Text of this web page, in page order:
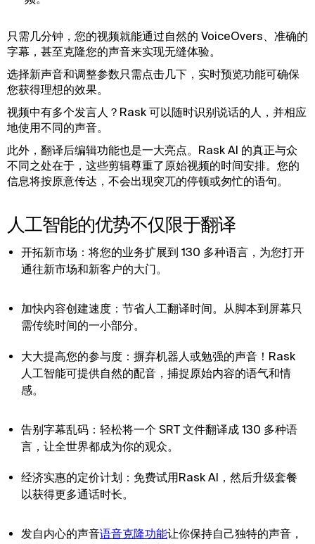
只需几分钟，您的视频就能通过自然的 VoiceOvers、准确的
字幕，甚至克隆您的声音来实现无缝体验。
选择新声音和调整参数只需点击几下，实时预览功能可确保
您获得理想的效果。
视频中有多个发言人？Rask 可以随时识别说话的人，并相应
地使用不同的声音。
此外，翻译后编辑功能也是一大亮点。Rask AI 的真正与众
不同之处在于，这些剪辑尊重了原始视频的时间安排。您的
信息将按原意传达，不会出现突兀的停顿或匆忙的语句。
人工智能的优势不仅限于翻译
开拓新市场：将您的业务扩展到 130 多种语言，为您打开
通往新市场和新客户的大门。
加快内容创建速度：节省人工翻译时间。从脚本到屏幕只
需传统时间的一小部分。
大大提高您的参与度：摒弃机器人或勉强的声音！Rask
人工智能可提供自然的配音，捕捉原始内容的语气和情
感。
告别字幕乱码：轻松将一个 SRT 文件翻译成 130 多种语
言，让全世界都成为你的观众。
经济实惠的定价计划：免费试用Rask AI，然后升级套餐
以获得更多通话时长。
发自内心的声音语音克隆功能让你保持自己独特的声音，